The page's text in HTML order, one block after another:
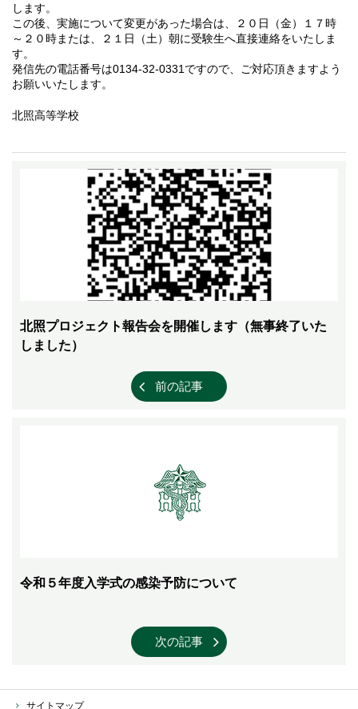
します。
この後、実施について変更があった場合は、２０日（金）１７時
～２０時または、２１日（土）朝に受験生へ直接連絡をいたしま
す。
発信先の電話番号は0134-32-0331ですので、ご対応頂きますよう
お願いいたします。
北照高等学校
北照プロジェクト報告会を開催します（無事終了いた
しました）
前の記事
令和５年度入学式の感染予防について
次の記事
サイトマップ